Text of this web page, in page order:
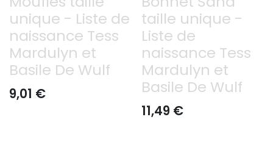
unique - Liste de
naissance Tess
Mardulyn et
Basile De Wulf
9,01 €
Déjà offert
taille unique -
Liste de
naissance Tess
Mardulyn et
Basile De Wulf
11,49 €